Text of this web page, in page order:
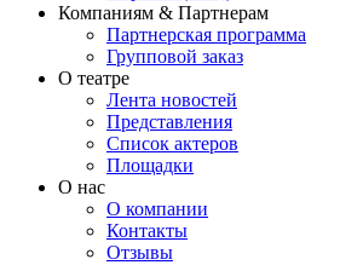
Компаниям & Партнерам
Партнерская программа
Групповой заказ
О театре
Лента новостей
Представления
Список актеров
Площадки
О нас
О компании
Контакты
Отзывы